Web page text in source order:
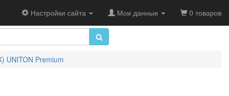
Настройки сайта Мои данные 0 товаров
UNITON Premium